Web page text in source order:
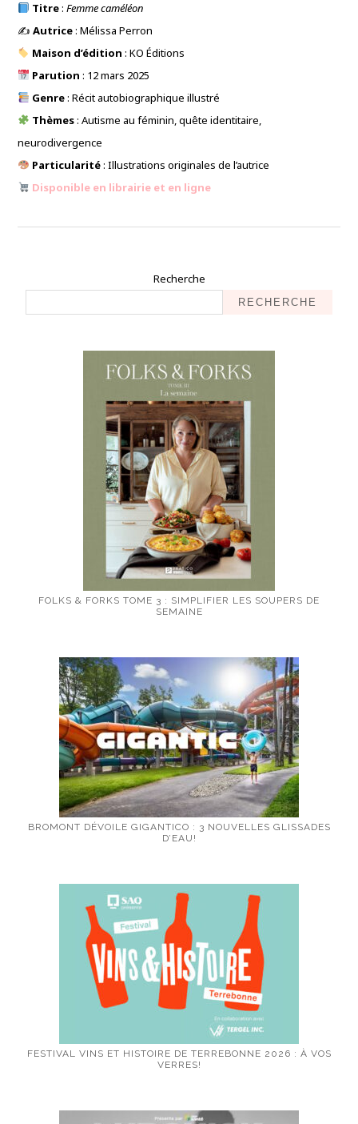
Titre:Femme caméléon
✍️Autrice: Mélissa Perron
Maison d’édition : KO Éditions
Parution : 12 mars 2025
Genre: Récit autobiographique illustré
Thèmes: Autisme au féminin, quête identitaire,
neurodivergence
Particularité: Illustrations originales de l’autrice
Disponible en librairie et en ligne
Recherche
RECHERCHE
FOLKS & FORKS TOME 3 : SIMPLIFIER LES SOUPERS DE
SEMAINE
BROMONT DÉVOILE GIGANTICO : 3 NOUVELLES GLISSADES
D’EAU!
FESTIVAL VINS ET HISTOIRE DE TERREBONNE 2026 : À VOS
VERRES!